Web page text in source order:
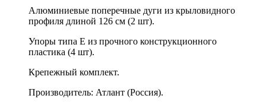
Алюминиевые поперечные дуги из крыловидного
профиля длиной 126 см (2 шт).
Упоры типа E из прочного конструкционного
пластика (4 шт).
Крепежный комплект.
Производитель: Атлант (Россия).